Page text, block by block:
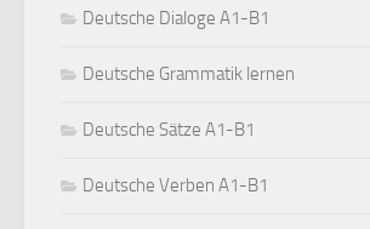
Deutsche Dialoge A1-B1
Deutsche Grammatik lernen
Deutsche Sätze A1-B1
Deutsche Verben A1-B1